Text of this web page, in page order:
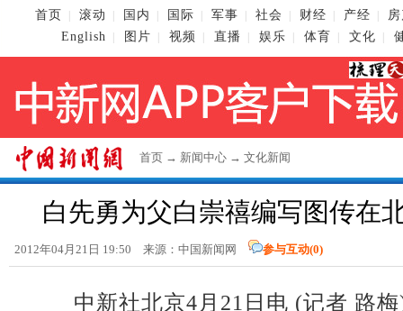
首页 滚动 国内 国际 军事 社会 财经 产经
English
图片 视频 直播 娱乐 体育 文化
首页 → 新闻中心 → 文化新闻
白先勇为父白崇禧编写图传在
2012年04月21日 19:50 来源：中国新闻网 参与互动(0)
中新社北京4月21日电 (记者 路梅